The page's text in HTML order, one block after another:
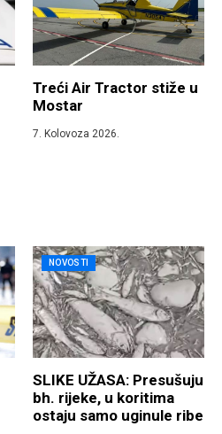
Treći Air Tractor stiže u
Mostar
7. Kolovoza 2026.
NOVOSTI
SLIKE UŽASA: Presušuju
bh. rijeke, u koritima
ostaju samo uginule ribe